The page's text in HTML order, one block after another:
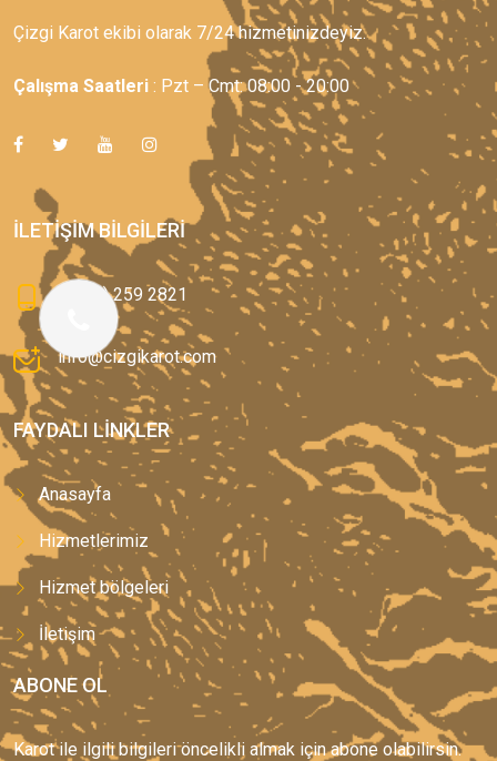
Çizgi Karot ekibi olarak 7/24 hizmetinizdeyiz.
Çalışma Saatleri : Pzt – Cmt: 08:00 - 20:00
İLETIŞIM BILGILERI
0(544) 259 2821
info@cizgikarot.com
FAYDALI LINKLER
Anasayfa
Hizmetlerimiz
Hizmet bölgeleri
İletişim
ABONE OL
Karot ile ilgili bilgileri öncelikli almak için abone olabilirsin.